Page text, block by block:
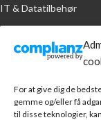
For at give dig de
gemme og/eller få
til disse teknologier,
IT & Datatilbehør
Handelsbetingelser
Bankoplysninger
Markedsføring